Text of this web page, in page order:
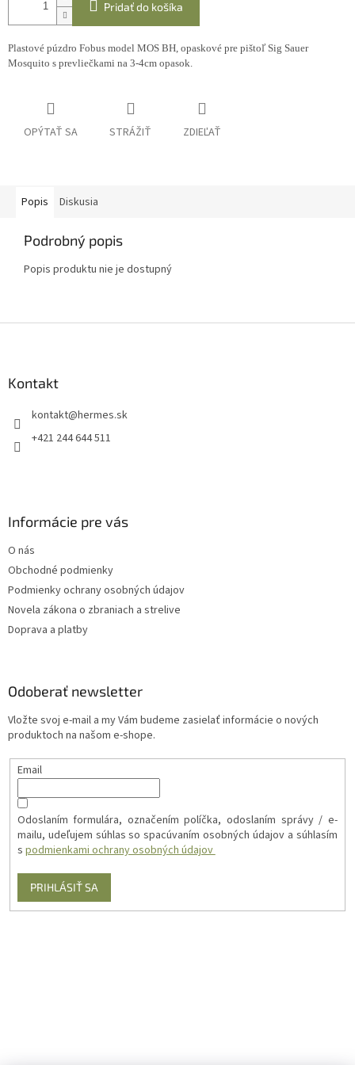
Pridať do košíka
Plastové púzdro Fobus model MOS BH, opaskové pre pištoľ Sig Sauer
Mosquito s prevliečkami na 3-4cm opasok.
OPÝTAŤ SA STRÁŽIŤ ZDIEĽAŤ
Popis Diskusia
Podrobný popis
Popis produktu nie je dostupný
Kontakt
kontakt@hermes.sk
+421 244 644 511
Informácie pre vás
O nás
Obchodné podmienky
Podmienky ochrany osobných údajov
Novela zákona o zbraniach a strelive
Doprava a platby
Odoberať newsletter
Vložte svoj e-mail a my Vám budeme zasielať informácie o nových
produktoch na našom e-shope.
Email
Odoslaním formulára, označením políčka, odoslaním správy / e-
mailu, udeľujem súhlas so spacúvaním osobných údajov a súhlasím
s podmienkami ochrany osobných údajov
PRIHLÁSIŤ SA